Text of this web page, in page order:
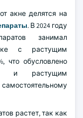
акне делятся на
. В 2024 году
занимал
с растущим
что обусловлено
и растущим
растет, так как